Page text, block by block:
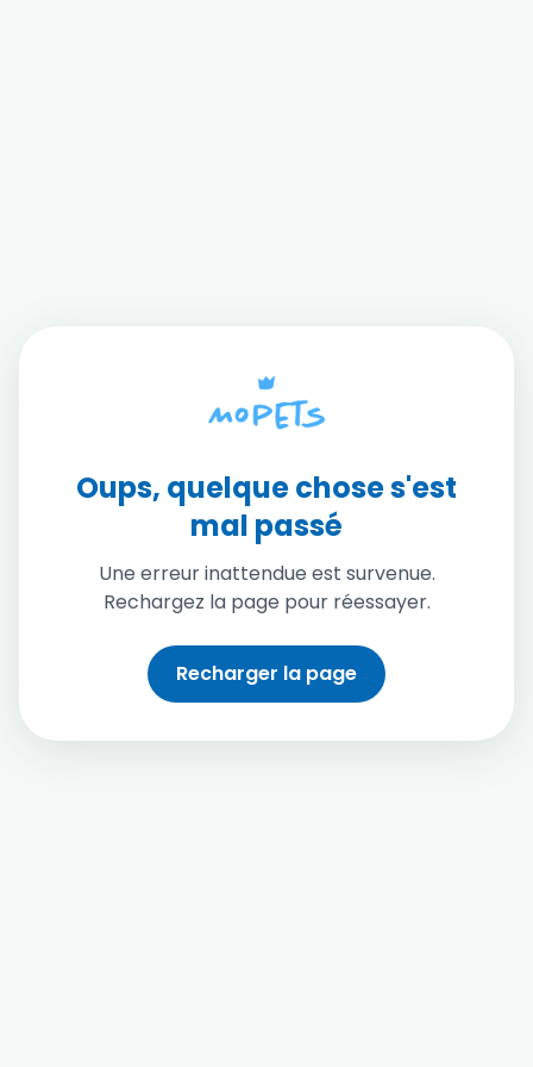
Oups, quelque chose s'est
mal passé
Une erreur inattendue est survenue.
Rechargez la page pour réessayer.
Recharger la page